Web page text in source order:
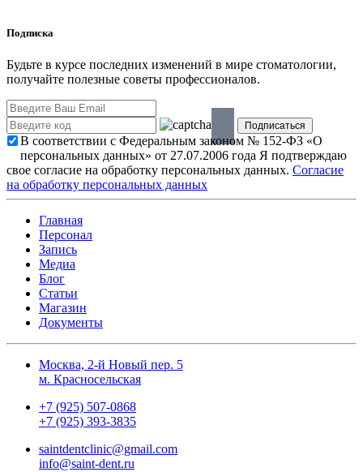
Подписка
Будьте в курсе последних изменений в мире стоматологии,
получайте полезные советы профессионалов.
В соответствии с Федеральным законом № 152-ФЗ «О
персональных данных» от 27.07.2006 года Я подтверждаю
свое согласие на обработку персональных данных. Согласие
на обработку персональных данных
Главная
Персонал
Запись
Медиа
Блог
Статьи
Магазин
Документы
Москва, 2-й Новый пер. 5
м. Красносельская
+7 (925) 507-0868
+7 (925) 393-3835
saintdentclinic@gmail.com
info@saint-dent.ru